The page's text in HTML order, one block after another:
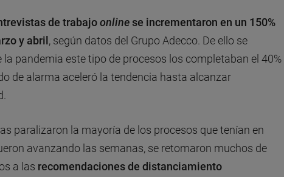
de trabajoonline se incrementaron en un 150%
y abril, según datos del Grupo Adecco. De ello se
la pandemia este tipo de procesos los completaban el 40%
de alarma aceleró la tendencia hasta alcanzar
paralizaron la mayoría de los procesos que tenían en
avanzando las semanas, se retomaron muchos de
a las recomendaciones de distanciamiento